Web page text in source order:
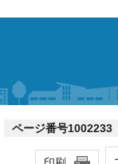
ページ番号1002233